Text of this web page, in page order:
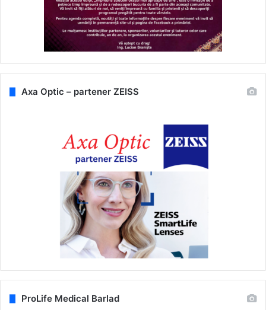
Axa Optic – partener ZEISS
ProLife Medical Barlad